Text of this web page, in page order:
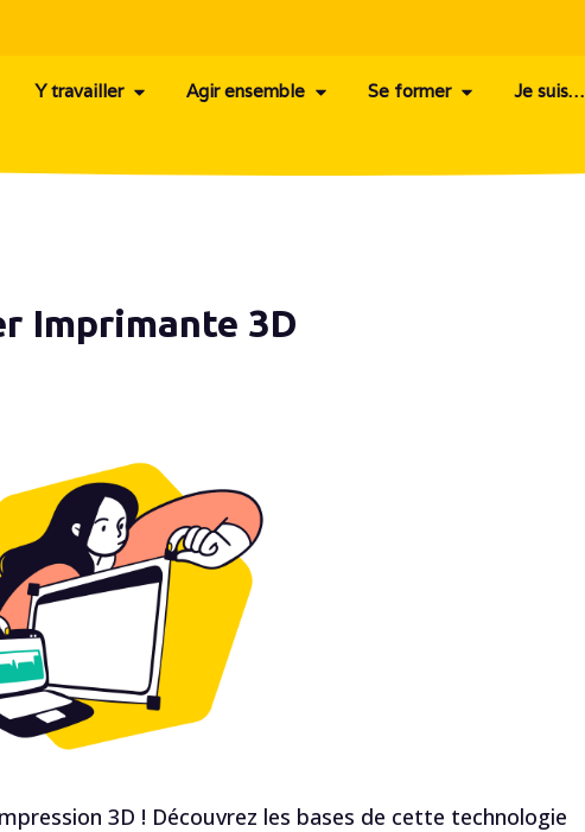
Y travailler Agir ensemble Se former Je suis…
Imprimante 3D
3D ! Découvrez les bases de cette technologie